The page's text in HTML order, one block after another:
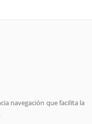
navegación que facilita la